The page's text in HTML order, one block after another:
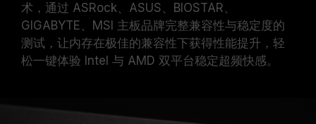
术，通过 ASRock、ASUS、BIOSTAR、
GIGABYTE、MSI 主板品牌完整兼容性与稳定度的
测试，让内存在极佳的兼容性下获得性能提升，轻
松一键体验 Intel 与 AMD 双平台稳定超频快感。